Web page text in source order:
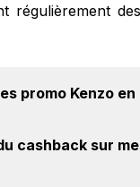
régulièrement
promo Kenzo
promo Kenzo sont
cashback sur